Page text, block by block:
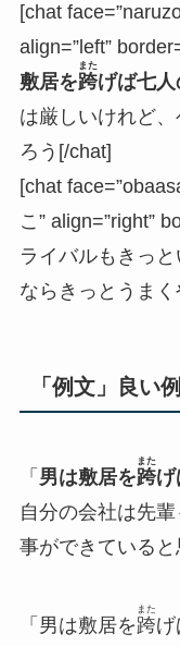
[chat
align=”left”
敷居を跨
また
げば七人
は厳しいけれど
ろう[/chat]
[chat
こ” align=”right”
ライバルもきっ
ならきっとうま
「例文」良い
「 男は敷居を跨
また
げ
自分の会社は先
事ができていると
「男は敷居を跨
また
げ